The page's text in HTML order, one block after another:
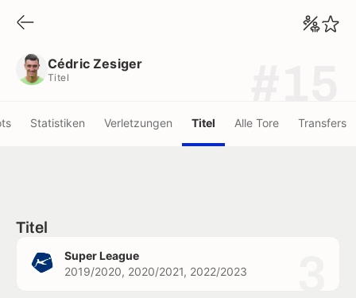
Cédric Zesiger
Titel
Statistiken Verletzungen Titel Alle Tore Transfers
Titel
Super League
2019/2020, 2020/2021, 2022/2023